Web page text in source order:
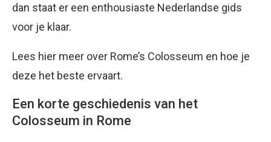
dan staat er een enthousiaste Nederlandse gids
voor je klaar.
Lees hier meer over Rome’s Colosseum en hoe je
deze het beste ervaart.
Een korte geschiedenis van het
Colosseum in Rome